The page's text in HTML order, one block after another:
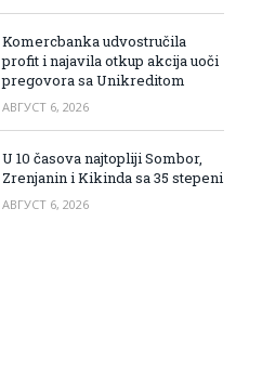
Komercbanka udvostručila
profit i najavila otkup akcija uoči
pregovora sa Unikreditom
АВГУСТ 6, 2026
U 10 časova najtopliji Sombor,
Zrenjanin i Kikinda sa 35 stepeni
АВГУСТ 6, 2026